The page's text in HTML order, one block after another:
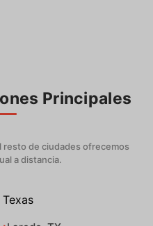
Principales
resto de ciudades ofrecemos
a distancia.
Texas